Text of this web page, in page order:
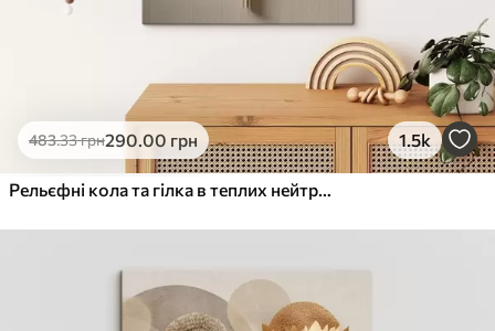
483.33грн290.00 грн 1.5k
Рельєфні кола та гілка в теплих нейтральних тонах